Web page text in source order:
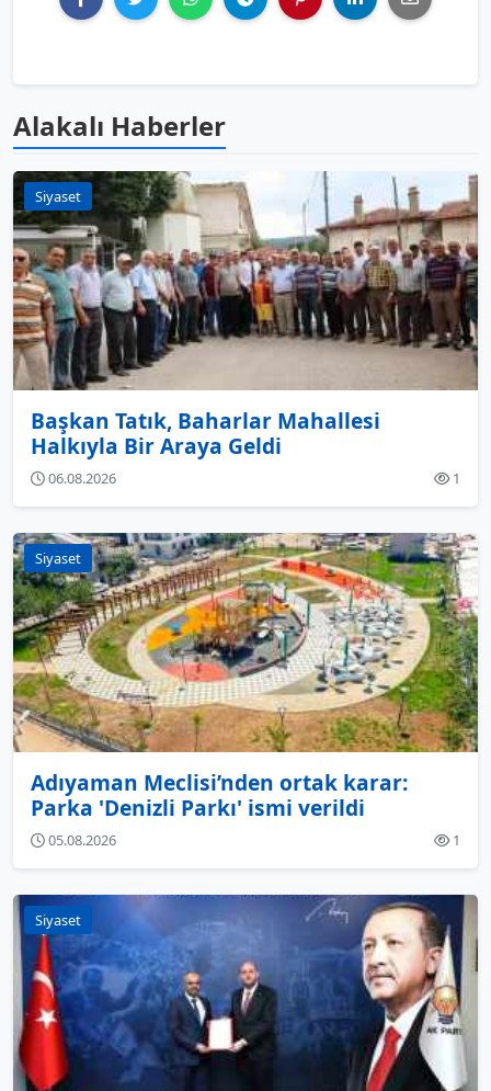
Alakalı Haberler
Siyaset
Başkan Tatık, Baharlar Mahallesi
Halkıyla Bir Araya Geldi
06.08.2026 1
Siyaset
Adıyaman Meclisi’nden ortak karar:
Parka 'Denizli Parkı' ismi verildi
05.08.2026 1
Siyaset